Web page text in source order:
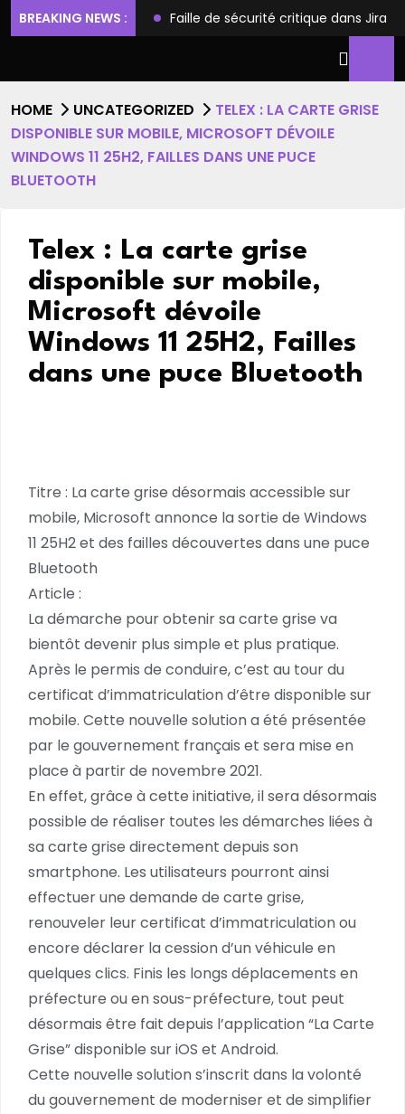
BREAKING NEWS :
et l’accès root Faille de sécurité critique dans Jira
HOME UNCATEGORIZED
TELEX : LA CARTE GRISE
DISPONIBLE SUR MOBILE, MICROSOFT DÉVOILE
WINDOWS 11 25H2, FAILLES DANS UNE PUCE
BLUETOOTH
Telex : La carte grise
disponible sur mobile,
Microsoft dévoile
Windows 11 25H2, Failles
dans une puce Bluetooth
Titre : La carte grise désormais accessible sur
mobile, Microsoft annonce la sortie de Windows
11 25H2 et des failles découvertes dans une puce
Bluetooth
Article :
La démarche pour obtenir sa carte grise va
bientôt devenir plus simple et plus pratique.
Après le permis de conduire, c’est au tour du
certificat d’immatriculation d’être disponible sur
mobile. Cette nouvelle solution a été présentée
par le gouvernement français et sera mise en
place à partir de novembre 2021.
En effet, grâce à cette initiative, il sera désormais
possible de réaliser toutes les démarches liées à
sa carte grise directement depuis son
smartphone. Les utilisateurs pourront ainsi
effectuer une demande de carte grise,
renouveler leur certificat d’immatriculation ou
encore déclarer la cession d’un véhicule en
quelques clics. Finis les longs déplacements en
préfecture ou en sous-préfecture, tout peut
désormais être fait depuis l’application “La Carte
Grise” disponible sur iOS et Android.
Cette nouvelle solution s’inscrit dans la volonté
du gouvernement de moderniser et de simplifier